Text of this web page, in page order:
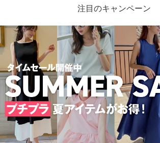
注目のキャンペーン